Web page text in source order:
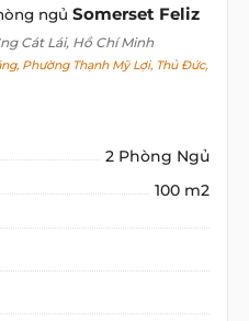
ngủ Somerset Feliz
Cát Lái, Hồ Chí Minh
Phường Thạnh Mỹ Lợi, Thủ Đức,
2 Phòng Ngủ
100 m2